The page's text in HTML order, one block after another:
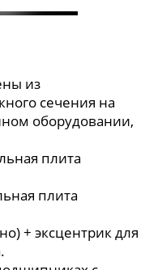
из
сечения на
оборудовании,
плита
плита
+ эксцентрик для